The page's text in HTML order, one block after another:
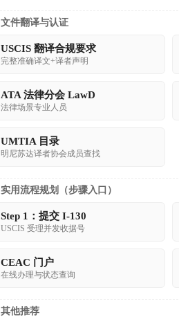
文件翻译与认证
USCIS 翻译合规要求
完整准确译文+译者声明
ATA 法律分会 LawD
法律场景专业人员
UMTIA 目录
明尼苏达译者协会成员查找
实用流程规划（步骤入口）
Step 1：提交 I-130
USCIS 受理并发收据号
CEAC 门户
在线办理与状态查询
其他推荐